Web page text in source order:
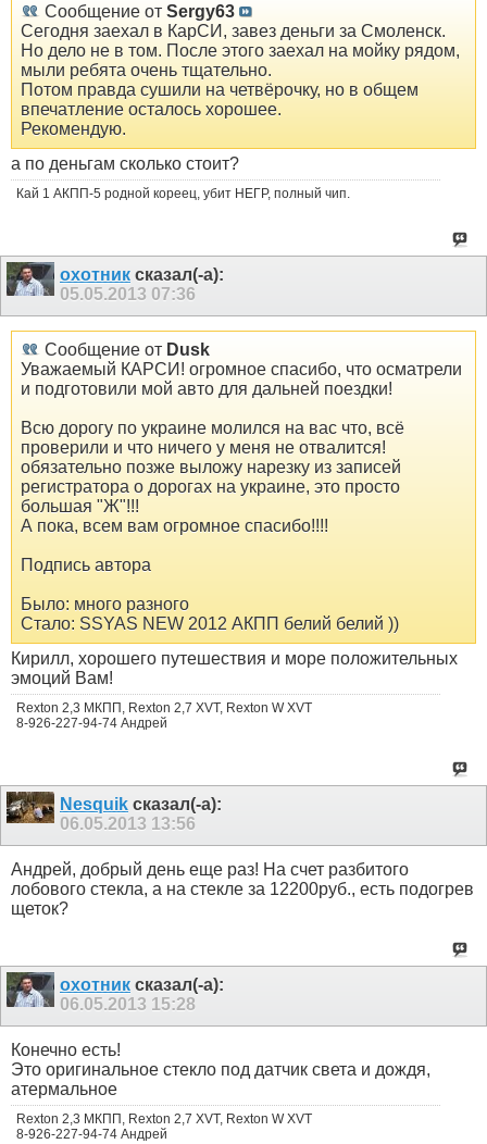
Сообщение от Sergy63
Сегодня заехал в КарСИ, завез деньги за Смоленск.
Но дело не в том. После этого заехал на мойку рядом,
мыли ребята очень тщательно.
Потом правда сушили на четвёрочку, но в общем
впечатление осталось хорошее.
Рекомендую.
а по деньгам сколько стоит?
Кай 1 АКПП-5 родной кореец, убит НЕГР, полный чип.
охотник сказал(-а):
05.05.2013 07:36
Сообщение от Dusk
Уважаемый КАРСИ! огромное спасибо, что осматрели
и подготовили мой авто для дальней поездки!
Всю дорогу по украине молился на вас что, всё
проверили и что ничего у меня не отвалится!
обязательно позже выложу нарезку из записей
регистратора о дорогах на украине, это просто
большая "Ж"!!!
А пока, всем вам огромное спасибо!!!!
Подпись автора
Было: много разного
Стало: SSYAS NEW 2012 АКПП белий белий ))
Кирилл, хорошего путешествия и море положительных
эмоций Вам!
Rexton 2,3 МКПП, Rexton 2,7 XVT, Rexton W XVT
8-926-227-94-74 Андрей
Nesquik сказал(-а):
06.05.2013 13:56
Андрей, добрый день еще раз! На счет разбитого
лобового стекла, а на стекле за 12200руб., есть подогрев
щеток?
охотник сказал(-а):
06.05.2013 15:28
Конечно есть!
Это оригинальное стекло под датчик света и дождя,
атермальное
Rexton 2,3 МКПП, Rexton 2,7 XVT, Rexton W XVT
8-926-227-94-74 Андрей